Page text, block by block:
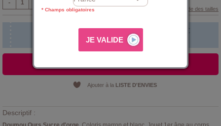
-
Guide des tailles
Faire broder le prénom de bébé ! 5,00 €
Ajouter à la LISTE D'ENVIES
Descriptif :
* Champs obligatoires